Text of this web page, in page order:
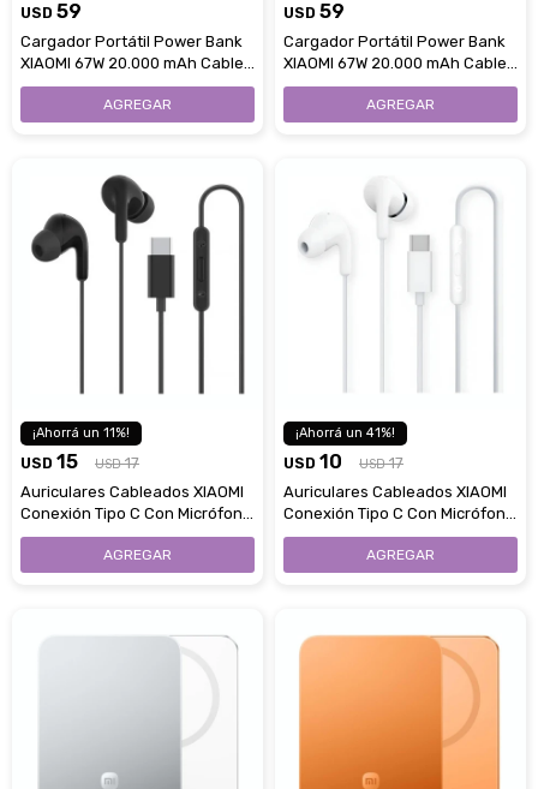
USD 59
Cargador Portátil Power Bank
XIAOMI 67W 20.000 mAh Cable
Integrado - Ice Blue
USD 59
Cargador Portátil Power Bank
XIAOMI 67W 20.000 mAh Cable
Integrado - Tan
11
USD 15 USD 17
Auriculares Cableados XIAOMI
Conexión Tipo C Con Micrófono
- Black
41
USD 10 USD 17
Auriculares Cableados XIAOMI
Conexión Tipo C Con Micrófono
- White